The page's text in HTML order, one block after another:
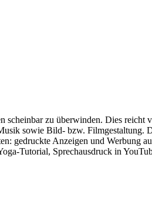
zu überwinden. Dies reicht
sowie Bild- bzw. Filmgestaltung.
gedruckte Anzeigen und Werbung
Tutorial, Sprechausdruck in